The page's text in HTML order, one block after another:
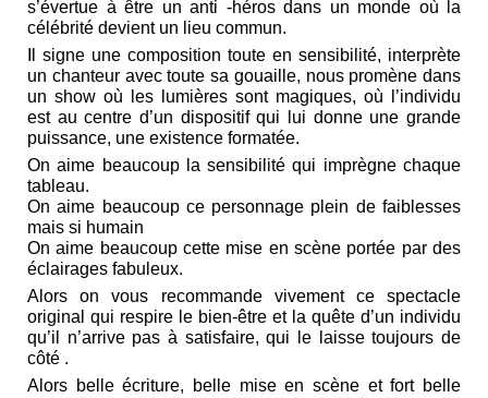
s’évertue à être un anti -héros dans un monde où la
célébrité devient un lieu commun.
Il signe une composition toute en sensibilité, interprète
un chanteur avec toute sa gouaille, nous promène dans
un show où les lumières sont magiques, où l’individu
est au centre d’un dispositif qui lui donne une grande
puissance, une existence formatée.
On aime beaucoup la sensibilité qui imprègne chaque
tableau.
On aime beaucoup ce personnage plein de faiblesses
mais si humain
On aime beaucoup cette mise en scène portée par des
éclairages fabuleux.
Alors on vous recommande vivement ce spectacle
original qui respire le bien-être et la quête d’un individu
qu’il n’arrive pas à satisfaire, qui le laisse toujours de
côté .
Alors belle écriture, belle mise en scène et fort belle